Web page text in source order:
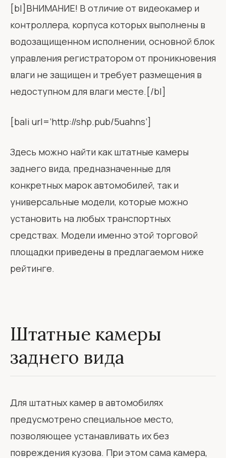
[bl]ВНИМАНИЕ! В отличие от видеокамер и
контроллера, корпуса которых выполнены в
водозащищенном исполнении, основной блок
управления регистратором от проникновения
влаги не защищен и требует размещения в
недоступном для влаги месте.[/bl]
[bali url=’http://shp.pub/5uahns’]
Здесь можно найти как штатные камеры
заднего вида, предназначенные для
конкретных марок автомобилей, так и
универсальные модели, которые можно
установить на любых транспортных
средствах. Модели именно этой торговой
площадки приведены в предлагаемом ниже
рейтинге.
Штатные камеры
заднего вида
Для штатных камер в автомобилях
предусмотрено специальное место,
позволяющее устанавливать их без
повреждения кузова. При этом сама камера,